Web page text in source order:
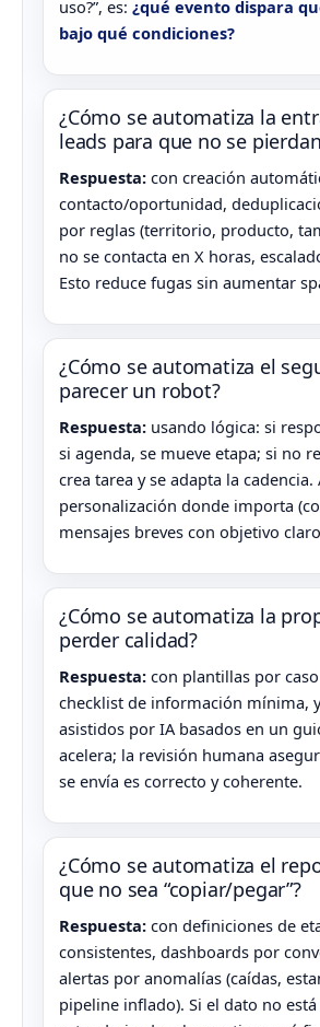
uso?”, es: ¿qué evento dispara
bajo qué condiciones?
¿Cómo se automatiza la
leads para que no se
Respuesta: con creación
contacto/oportunidad,
por reglas (territorio, producto,
no se contacta en X horas,
Esto reduce fugas sin aumentar
¿Cómo se automatiza el
parecer un robot?
Respuesta: usando lógica: si
si agenda, se mueve etapa; si no
crea tarea y se adapta la cadencia.
personalización donde importa
mensajes breves con objetivo
¿Cómo se automatiza la
perder calidad?
Respuesta: con plantillas por
checklist de información mínima,
asistidos por IA basados en un
acelera; la revisión humana
se envía es correcto y coherente.
¿Cómo se automatiza el
que no sea “copiar/pegar”?
Respuesta: con definiciones de
consistentes, dashboards por
alertas por anomalías (caídas,
pipeline inflado). Si el dato no está